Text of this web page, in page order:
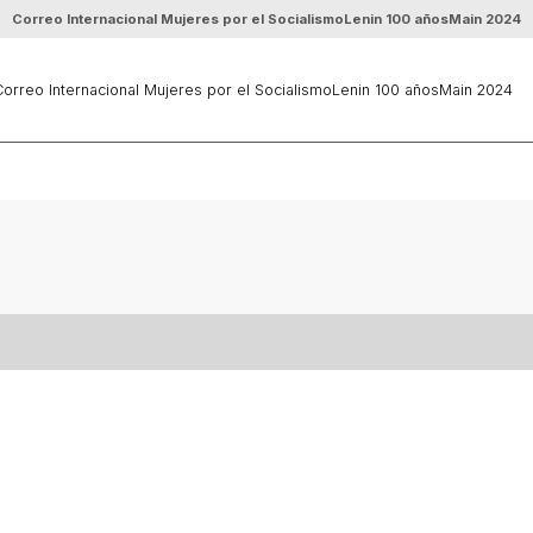
Correo Internacional Mujeres por el SocialismoLenin 100 añosMain 2024
Internacional Mujeres por el SocialismoLenin 100 añosMain 2024